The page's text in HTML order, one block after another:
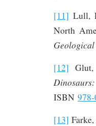
[11] Lull,
North
[12]
ISBN
[13]